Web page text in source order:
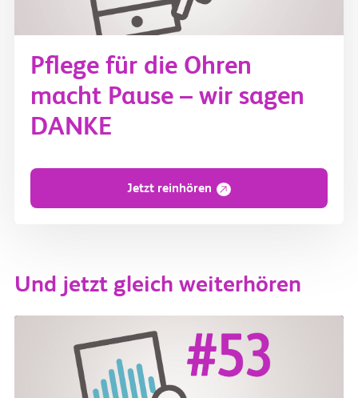
Pflege für die Ohren
macht Pause – wir sagen
DANKE
Jetzt reinhören
Und jetzt gleich weiterhören